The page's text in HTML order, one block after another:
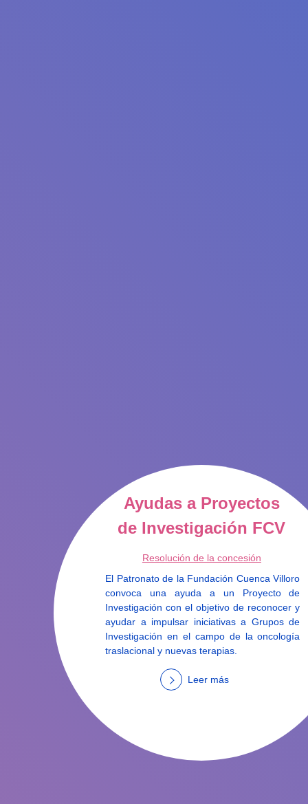
Ayudas a Proyectos
de Investigación FCV
Resolución de la concesión
El Patronato de la Fundación Cuenca Villoro
convoca una ayuda a un Proyecto de
Investigación con el objetivo de reconocer y
ayudar a impulsar iniciativas a Grupos de
Investigación en el campo de la oncología
traslacional y nuevas terapias.
Leer más